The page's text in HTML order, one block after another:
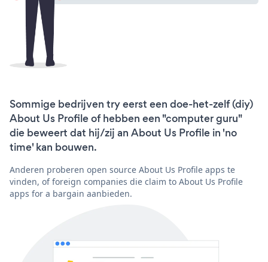
Sommige bedrijven try eerst een doe-het-zelf (diy)
About Us Profile of hebben een "computer guru"
die beweert dat hij/zij an About Us Profile in 'no
time' kan bouwen.
Anderen proberen open source About Us Profile apps te
vinden, of foreign companies die claim to About Us Profile
apps for a bargain aanbieden.